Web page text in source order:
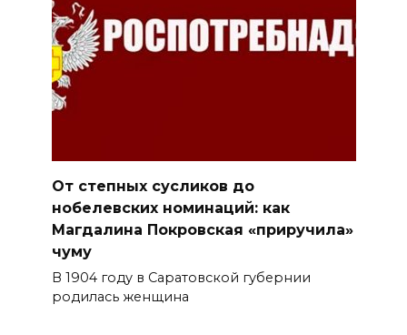
От степных сусликов до
нобелевских номинаций: как
Магдалина Покровская «приручила»
чуму
В 1904 году в Саратовской губернии
родилась женщина